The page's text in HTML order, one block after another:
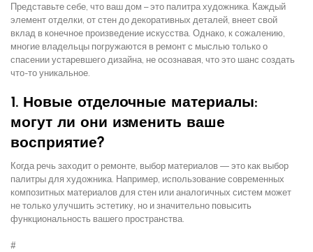
Представьте себе, что ваш дом – это палитра художника. Каждый
элемент отделки, от стен до декоративных деталей, внеет свой
вклад в конечное произведение искусства. Однако, к сожалению,
многие владельцы погружаются в ремонт с мыслью только о
спасении устаревшего дизайна, не осознавая, что это шанс создать
что-то уникальное.
1. Новые отделочные материалы:
могут ли они изменить ваше
восприятие?
Когда речь заходит о ремонте, выбор материалов — это как выбор
палитры для художника. Например, использование современных
композитных материалов для стен или аналогичных систем может
не только улучшить эстетику, но и значительно повысить
функциональность вашего пространства.
#